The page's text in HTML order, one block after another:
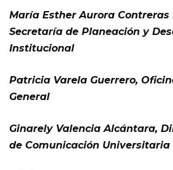
María Esther Aurora Contreras
Secretaría de Planeación y
Institucional
Patricia Varela Guerrero,
General
Ginarely Valencia Alcántara,
de Comunicación Universitaria